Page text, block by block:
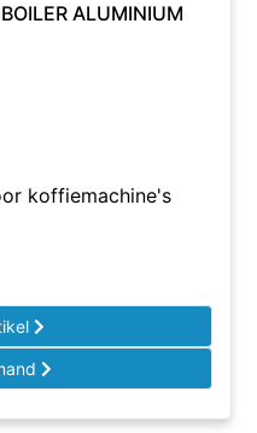
ALUMINIUM
koffiemachine's